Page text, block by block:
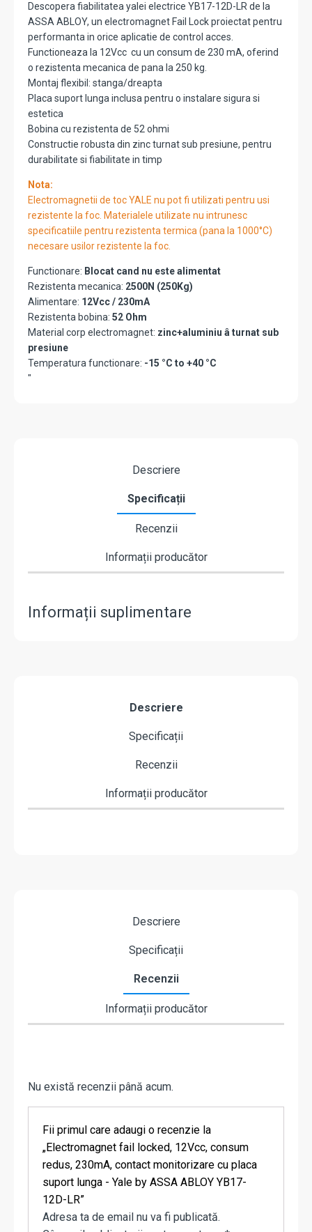
Descopera fiabilitatea yalei electrice YB17-12D-LR de la
ASSA ABLOY, un electromagnet Fail Lock proiectat pentru
performanta in orice aplicatie de control acces.
Functioneaza la 12Vcc cu un consum de 230 mA, oferind
o rezistenta mecanica de pana la 250 kg.
Montaj flexibil: stanga/dreapta
Placa suport lunga inclusa pentru o instalare sigura si
estetica
Bobina cu rezistenta de 52 ohmi
Constructie robusta din zinc turnat sub presiune, pentru
durabilitate si fiabilitate in timp
Nota:
Electromagnetii de toc YALE nu pot fi utilizati pentru usi
rezistente la foc. Materialele utilizate nu intrunesc
specificatiile pentru rezistenta termica (pana la 1000°C)
necesare usilor rezistente la foc.
Functionare: Blocat cand nu este alimentat
Rezistenta mecanica: 2500N (250Kg)
Alimentare: 12Vcc / 230mA
Rezistenta bobina: 52 Ohm
Material corp electromagnet: zinc+aluminiu â turnat sub
presiune
Temperatura functionare: -15 °C to +40 °C
"
Descriere
Specificații
Recenzii
Informații producător
Informații suplimentare
Descriere
Specificații
Recenzii
Informații producător
Descriere
Specificații
Recenzii
Informații producător
Nu există recenzii până acum.
Fii primul care adaugi o recenzie la
„Electromagnet fail locked, 12Vcc, consum
redus, 230mA, contact monitorizare cu placa
suport lunga - Yale by ASSA ABLOY YB17-
12D-LR”
Adresa ta de email nu va fi publicată.